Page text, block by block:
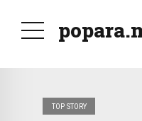
TOP STORY